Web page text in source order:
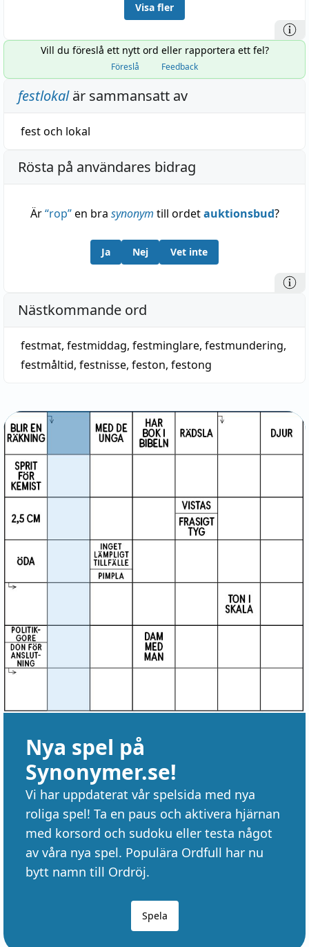
Visa fler
Vill du föreslå ett nytt ord eller rapportera ett fel?
Föreslå Feedback
festlokalär sammansatt av
festoch lokal
Rösta på användares bidrag
Är“rop”en bra synonym till ordetauktionsbud?
Ja Nej Vet inte
Nästkommande ord
festmat, festmiddag, festminglare, festmundering,
festmåltid, festnisse, feston, festong
Nya spel på
Synonymer.se!
Vi har uppdaterat vår spelsida med nya
roliga spel! Ta en paus och aktivera hjärnan
med korsord och sudoku eller testa något
av våra nya spel. Populära Ordfull har nu
bytt namn till Ordröj.
Spela